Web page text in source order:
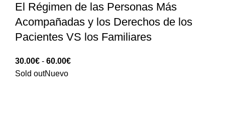
El Régimen de las Personas Más
Acompañadas y los Derechos de los
Pacientes VS los Familiares
30.00€ - 60.00€Rango
Sold outNuevo